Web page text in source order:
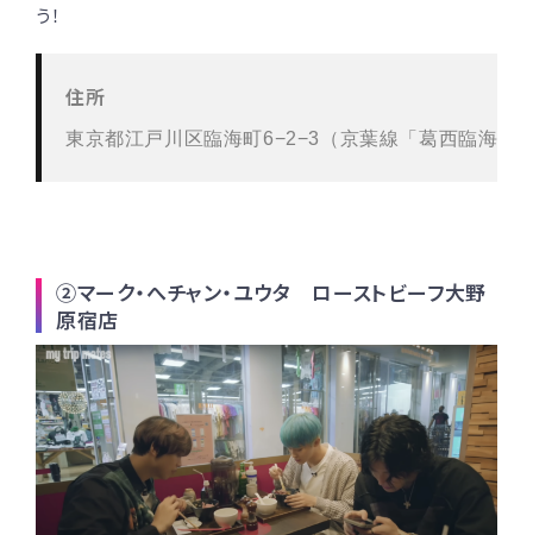
う！
住所
東京都江戸川区臨海町6−2−3（京葉線「葛西臨海公
②マーク・へチャン・ユウタ ローストビーフ大野
原宿店